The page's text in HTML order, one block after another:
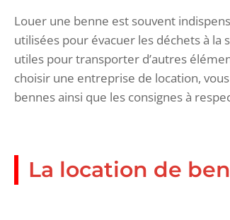
Louer une benne est souvent
utilisées pour évacuer les déchets à la
utiles pour transporter d’autres
choisir une entreprise de location,
bennes ainsi que les consignes à
La location de